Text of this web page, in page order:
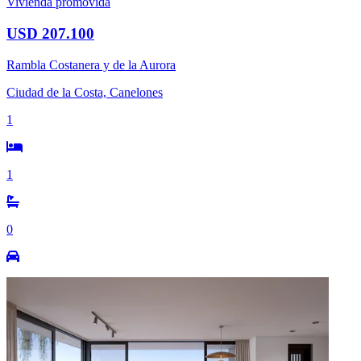
USD 207.100
Rambla Costanera y de la Aurora
Ciudad de la Costa, Canelones
1
1
0